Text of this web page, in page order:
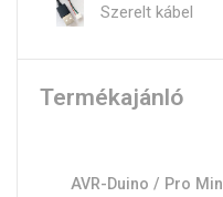
Szerelt kábel
Termékajánló
AVR-Duino / Pro